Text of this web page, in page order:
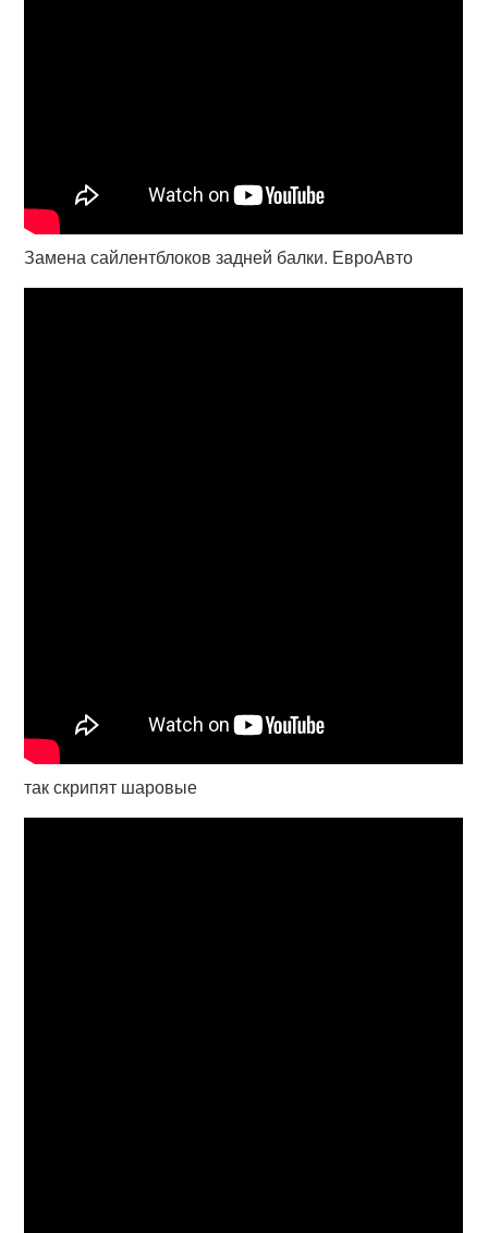
Замена сайлентблоков задней балки. ЕвроАвто
так скрипят шаровые